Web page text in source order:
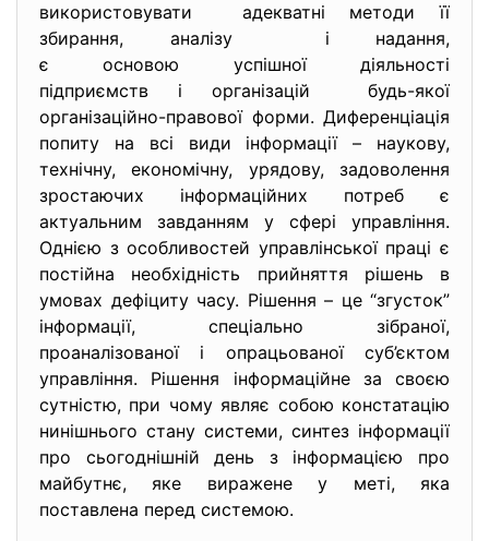
використовувати адекватні методи її
збирання, аналізу і надання,
є основою успішної діяльності
підприємств і організацій будь-якої
організаційно-правової форми. Диференціація
попиту на всі види інформації – наукову,
технічну, економічну, урядову, задоволення
зростаючих інформаційних потреб є
актуальним завданням у сфері управління.
Однією з особливостей управлінської праці є
постійна необхідність прийняття рішень в
умовах дефіциту часу. Рішення – це “згусток”
інформації, спеціально зібраної,
проаналізованої і опрацьованої суб’єктом
управління. Рішення інформаційне за своєю
сутністю, при чому являє собою констатацію
нинішнього стану системи, синтез інформації
про сьогоднішній день з інформацією про
майбутнє, яке виражене у меті, яка
поставлена перед системою.